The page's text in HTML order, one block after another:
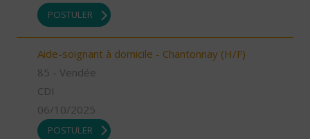
POSTULER
Aide-soignant à domicile - Chantonnay (H/F)
85 - Vendée
CDI
06/10/2025
POSTULER